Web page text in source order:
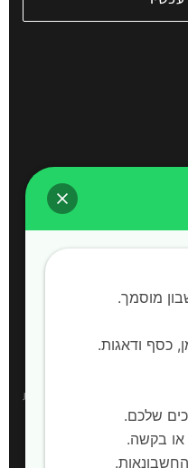
פרדס חנה-כרכור, אביחיל, בית
חפר, חריש |שירות למחוז המרכז,
מוסמך.
כסף ודאגות.
שלכם.
או בקשה.
החשבונאות.